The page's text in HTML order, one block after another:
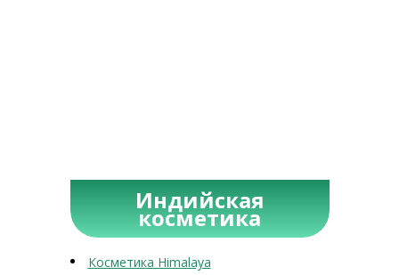
Индийская
косметика
Косметика Himalaya